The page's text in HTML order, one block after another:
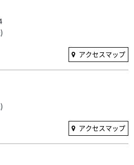
アクセスマップ
アクセスマップ